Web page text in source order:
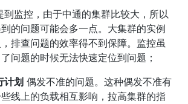
到监控，由于中通的集群比较大，所以
的问题可能会多一点。大集群的实例
排查问题的效率得不到保障。监控虽
问题的时候无法快速定位到问题；
计划 偶发不准的问题。这种偶发不准有
线上的负载相互影响，拉高集群的指